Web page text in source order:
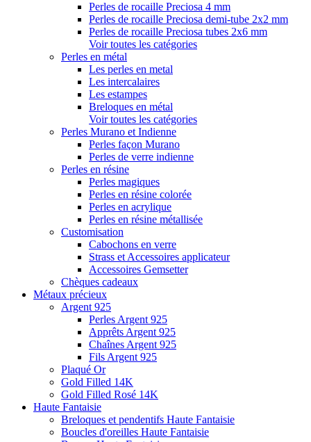
Perles de rocaille Preciosa 4 mm
Perles de rocaille Preciosa demi-tube 2x2 mm
Perles de rocaille Preciosa tubes 2x6 mm
Voir toutes les catégories
Perles en métal
Les perles en metal
Les intercalaires
Les estampes
Breloques en métal
Voir toutes les catégories
Perles Murano et Indienne
Perles façon Murano
Perles de verre indienne
Perles en résine
Perles magiques
Perles en résine colorée
Perles en acrylique
Perles en résine métallisée
Customisation
Cabochons en verre
Strass et Accessoires applicateur
Accessoires Gemsetter
Chèques cadeaux
Métaux précieux
Argent 925
Perles Argent 925
Apprêts Argent 925
Chaînes Argent 925
Fils Argent 925
Plaqué Or
Gold Filled 14K
Gold Filled Rosé 14K
Haute Fantaisie
Breloques et pendentifs Haute Fantaisie
Boucles d'oreilles Haute Fantaisie